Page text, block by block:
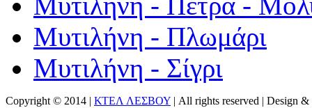
Μυτιλήνη - Πλωμάρι
Μυτιλήνη - Σίγρι
Copyright © 2014 | ΚΤΕΛ ΛΕΣΒΟΥ | All rights reserved | Design &